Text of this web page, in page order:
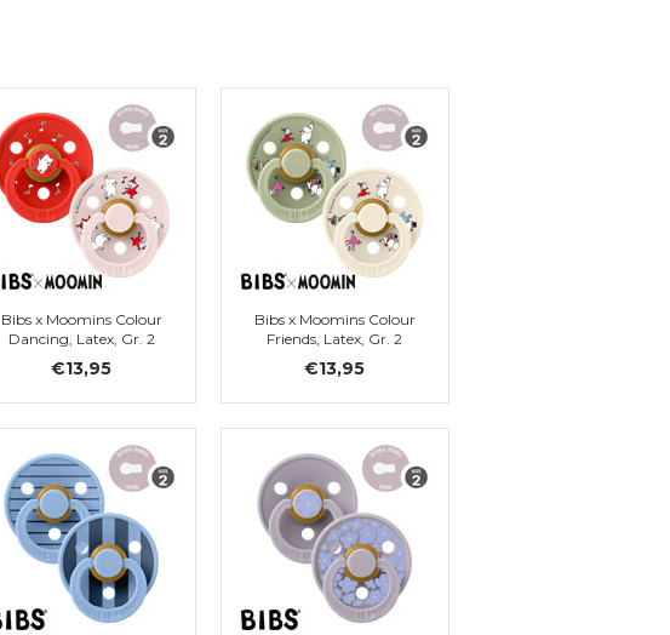
Bibs x Moomins Colour
Dancing, Latex, Gr. 2
€13,95
Bibs x Moomins Colour
Friends, Latex, Gr. 2
€13,95